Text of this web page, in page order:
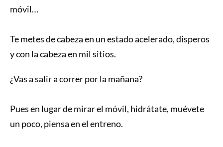
móvil…
Te metes de cabeza en un estado acelerado, disperos
y con la cabeza en mil sitios.
¿Vas a salir a correr por la mañana?
Pues en lugar de mirar el móvil, hidrátate, muévete
un poco, piensa en el entreno.